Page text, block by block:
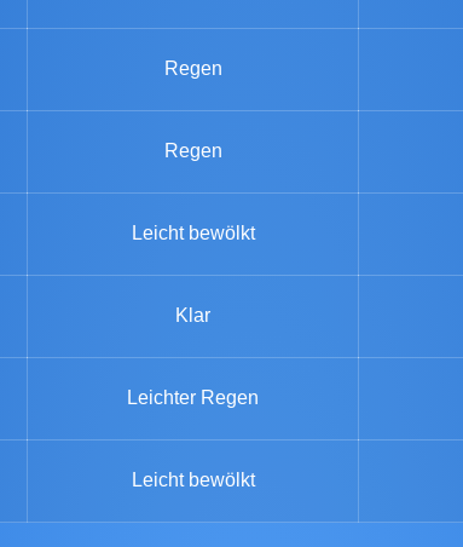
Regen
Regen
Leicht bewölkt
Klar
Leichter Regen
Leicht bewölkt